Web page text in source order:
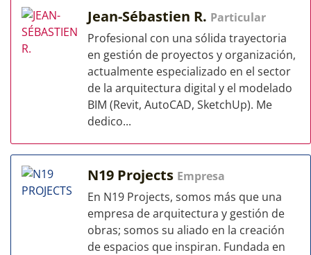
Jean-Sébastien R. Particular
Profesional con una sólida trayectoria
en gestión de proyectos y organización,
actualmente especializado en el sector
de la arquitectura digital y el modelado
BIM (Revit, AutoCAD, SketchUp). Me
dedico...
N19 Projects Empresa
En N19 Projects, somos más que una
empresa de arquitectura y gestión de
obras; somos su aliado en la creación
de espacios que inspiran. Fundada en